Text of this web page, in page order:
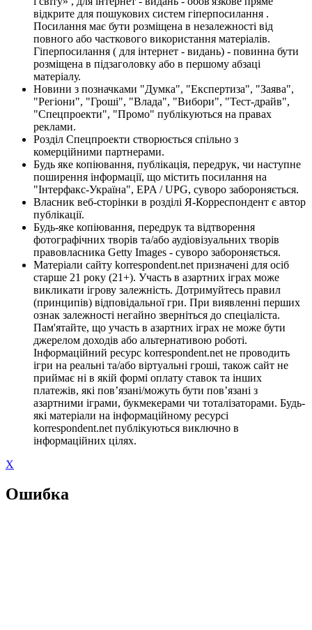
відкрите для пошукових систем гіперпосилання .
Посилання має бути розміщена в незалежності від
повного або часткового використання матеріалів.
Гіперпосилання ( для інтернет - видань) - повинна бути
розміщена в підзаголовку або в першому абзаці
матеріалу.
Новини з позначками "Думка", "Експертиза", "Заява",
"Регіони", "Гроші", "Влада", "Вибори", "Тест-драйв",
"Спецпроекти", "Промо" публікуються на правах
реклами.
Розділ Спецпроекти створюється спільно з
комерційними партнерами.
Будь яке копіювання, публікація, передрук, чи наступне
поширення інформації, що містить посилання на
"Інтерфакс-Україна", EPA / UPG, суворо забороняється.
Власник веб-сторінки в розділі Я-Корреспондент є автор
публікації.
Будь-яке копіювання, передрук та відтворення
фотографічних творів та/або аудіовізуальних творів
правовласника Getty Images - суворо забороняється.
Матеріали сайту korrespondent.net призначені для осіб
старше 21 року (21+). Участь в азартних іграх може
викликати ігрову залежність. Дотримуйтесь правил
(принципів) відповідальної гри. При виявленні перших
ознак залежності негайно зверніться до спеціаліста.
Пам'ятайте, що участь в азартних іграх не може бути
джерелом доходів або альтернативою роботі.
Інформаційний ресурс korrespondent.net не проводить
ігри на реальні та/або віртуальні гроші, також сайт не
приймає ні в якій формі оплату ставок та інших
платежів, які пов’язані/можуть бути пов’язані з
азартними іграми, букмекерами чи тоталізаторами. Будь-
які матеріали на інформаційному ресурсі
korrespondent.net публікуються виключно в
інформаційних цілях.
X
Ошибка